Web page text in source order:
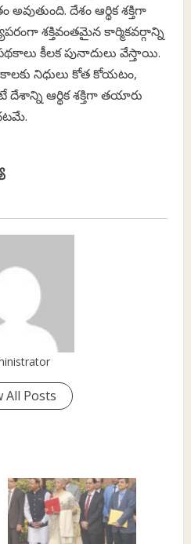
అవుతుంది. దేశం ఆర్థిక శక్తిగా
శక్తివంతమైన కార్మికవర్గాన్ని
కీలక పునాదులు వేస్తాయి.
నిధులు కోత కోయటం,
ఆర్థిక శక్తిగా తయారు
All Posts